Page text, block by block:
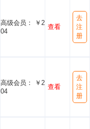
高级会员： ￥2
04
查看
去
注
册
高级会员： ￥2
04
查看
去
注
册